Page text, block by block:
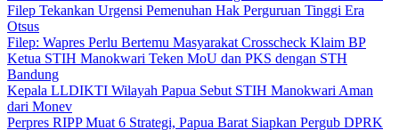
Filep Tekankan Urgensi Pemenuhan Hak Perguruan Tinggi Era
Otsus
Filep: Wapres Perlu Bertemu Masyarakat Crosscheck Klaim BP
Ketua STIH Manokwari Teken MoU dan PKS dengan STH
Bandung
Kepala LLDIKTI Wilayah Papua Sebut STIH Manokwari Aman
dari Monev
Perpres RIPP Muat 6 Strategi, Papua Barat Siapkan Pergub DPRK